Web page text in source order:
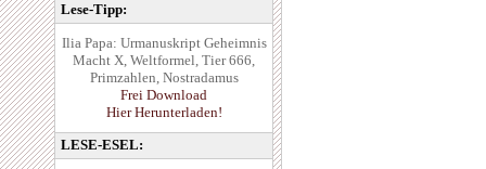
Lese-Tipp:
Ilia Papa: Urmanuskript Geheimnis
Macht X, Weltformel, Tier 666,
Primzahlen, Nostradamus
Frei Download
Hier Herunterladen!
LESE-ESEL: